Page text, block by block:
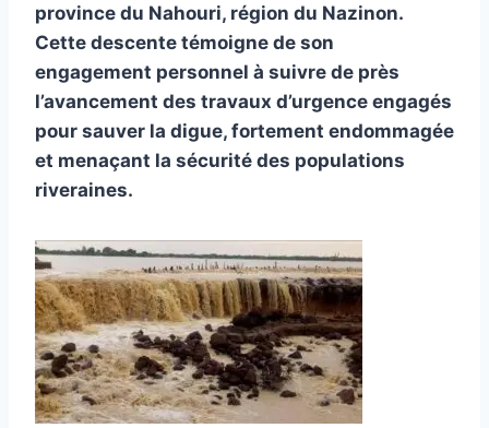
province du Nahouri, région du Nazinon.
Cette descente témoigne de son
engagement personnel à suivre de près
l’avancement des travaux d’urgence engagés
pour sauver la digue, fortement endommagée
et menaçant la sécurité des populations
riveraines.